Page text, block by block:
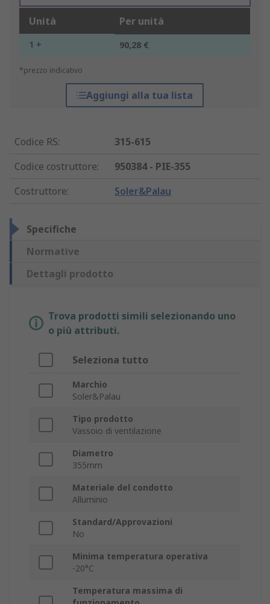
Unità Per unità
1 + 90,28 €
*prezzo indicativo
Aggiungi alla tua lista
Codice RS:
315-615
Codice costruttore:
950384 - PIE-355
Costruttore: Soler&Palau
Specifiche
Normative
Dettagli prodotto
Trova prodotti simili selezionando uno
o più attributi.
Seleziona tutto
Marchio
Soler&Palau
Tipo prodotto
Vassoio di ventilazione
Diametro
355mm
Materiale del condotto
Alluminio
Standard/Approvazioni
No
Minima temperatura operativa
-20°C
Temperatura massima di